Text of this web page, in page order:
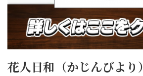
花人日和（かじんびより）